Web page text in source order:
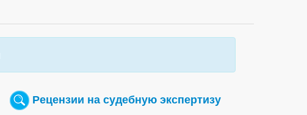
Рецензии на судебную экспертизу